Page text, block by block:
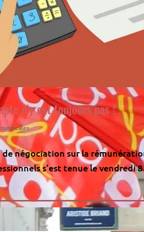
n’y est toujours pas !
négociation sur la
s’est tenue le vendredi